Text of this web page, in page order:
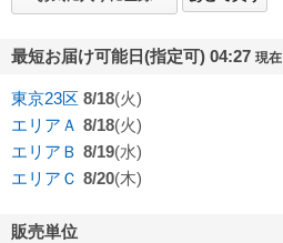
最短お届け可能日(指定可) 04:27 現在
東京23区 8/18(火)
エリアＡ 8/18(火)
エリアＢ 8/19(水)
エリアＣ 8/20(木)
販売単位